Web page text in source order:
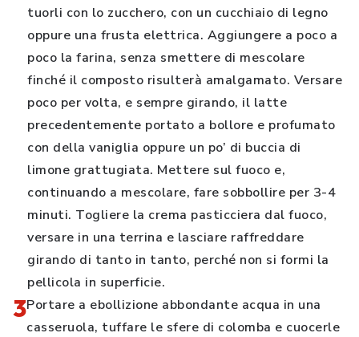
tuorli con lo zucchero, con un cucchiaio di legno
oppure una frusta elettrica. Aggiungere a poco a
poco la farina, senza smettere di mescolare
finché il composto risulterà amalgamato. Versare
poco per volta, e sempre girando, il latte
precedentemente portato a bollore e profumato
con della vaniglia oppure un po’ di buccia di
limone grattugiata. Mettere sul fuoco e,
continuando a mescolare, fare sobbollire per 3-4
minuti. Togliere la crema pasticciera dal fuoco,
versare in una terrina e lasciare raffreddare
girando di tanto in tanto, perché non si formi la
pellicola in superficie.
3Portare a ebollizione abbondante acqua in una
casseruola, tuffare le sfere di colomba e cuocerle